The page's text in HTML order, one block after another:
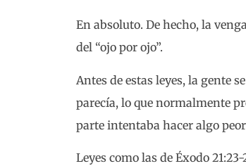
En absoluto. De hecho, la
del “ojo por ojo”.
Antes de estas leyes, la gente
parecía, lo que normalmente
parte intentaba hacer algo
Leyes como las de Éxodo